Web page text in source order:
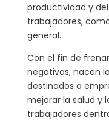
productividad y
trabajadores,
general.
Con el fin de
negativas, nacen
destinados a
mejorar la salud y
trabajadores